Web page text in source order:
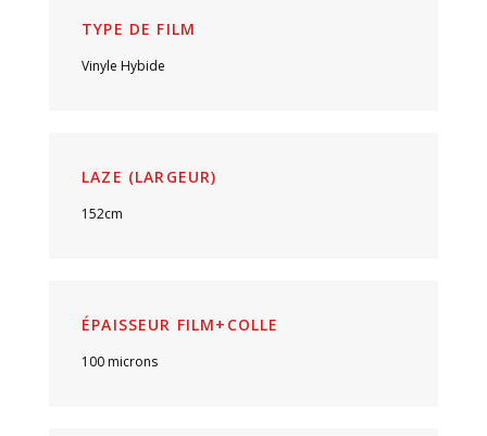
TYPE DE FILM
Vinyle Hybide
LAZE (LARGEUR)
152cm
ÉPAISSEUR FILM+COLLE
100 microns